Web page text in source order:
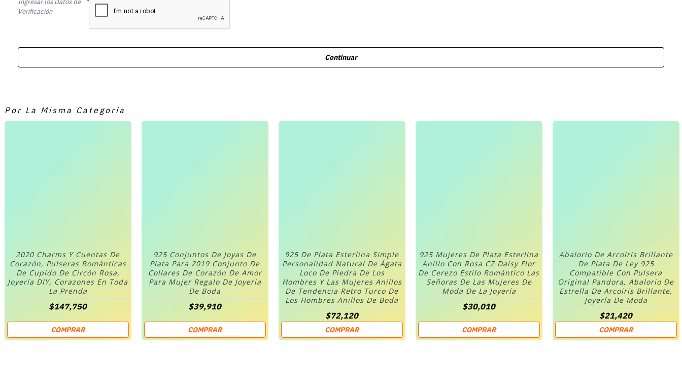
Ingresar los Datos de
Verificación
Continuar
Por La Misma Categoría
2020 Charms Y Cuentas De
Corazón, Pulseras Románticas
De Cupido De Circón Rosa,
Joyería DIY, Corazones En Toda
La Prenda
$147,750
COMPRAR
925 Conjuntos De Joyas De
Plata Para 2019 Conjunto De
Collares De Corazón De Amor
Para Mujer Regalo De Joyería
De Boda
$39,910
COMPRAR
925 De Plata Esterlina Simple
Personalidad Natural De Ágata
Loco De Piedra De Los
Hombres Y Las Mujeres Anillos
De Tendencia Retro Turco De
Los Hombres Anillos De Boda
$72,120
COMPRAR
925 Mujeres De Plata Esterlina
Anillo Con Rosa CZ Daisy Flor
De Cerezo Estilo Romántico Las
Señoras De Las Mujeres De
Moda De La Joyería
$30,010
COMPRAR
Abalorio De Arcoíris Brillante
De Plata De Ley 925
Compatible Con Pulsera
Original Pandora, Abalorio De
Estrella De Arcoíris Brillante,
Joyería De Moda
$21,420
COMPRAR